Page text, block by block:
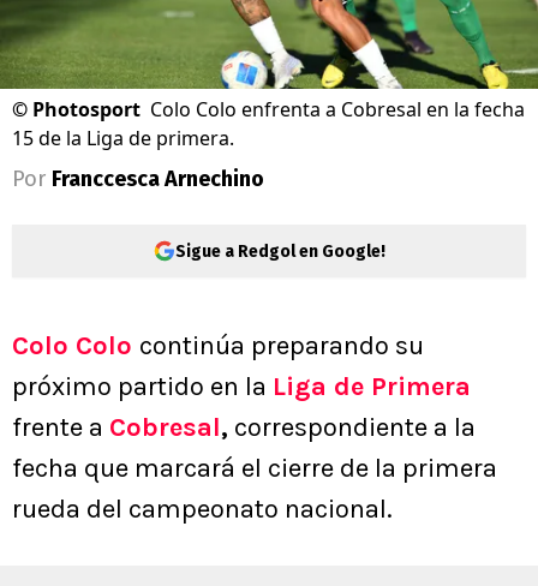
© Photosport Colo Colo enfrenta a Cobresal en la fecha
15 de la Liga de primera.
Por Franccesca Arnechino
Sigue a Redgol en Google!
Colo Colo continúa preparando su
próximo partido en la Liga de Primera
frente a Cobresal, correspondiente a la
fecha que marcará el cierre de la primera
rueda del campeonato nacional.